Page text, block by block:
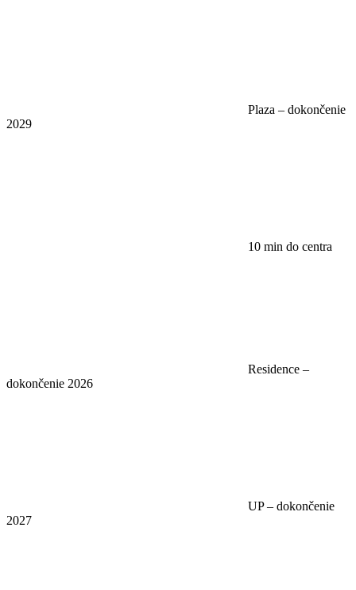
Plaza – dokončenie
2029
10 min do centra
Residence –
dokončenie 2026
UP – dokončenie
2027